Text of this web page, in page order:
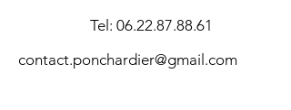
Tel: 06.22.87.88.61
contact.ponchardier@gmail.com